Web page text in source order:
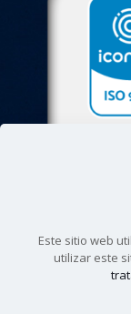
Este sitio web
utilizar este